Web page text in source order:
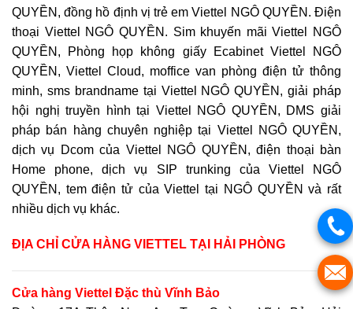
QUYỀN, đồng hồ định vị trẻ em Viettel NGÔ QUYỀN. Điện
thoại Viettel NGÔ QUYỀN. Sim khuyến mãi Viettel NGÔ
QUYỀN, Phòng họp không giấy Ecabinet Viettel NGÔ
QUYỀN, Viettel Cloud, moffice van phòng điện tử thông
minh, sms brandname tại Viettel NGÔ QUYỀN, giải pháp
hội nghị truyền hình tại Viettel NGÔ QUYỀN, DMS giải
pháp bán hàng chuyên nghiệp tại Viettel NGÔ QUYỀN,
dịch vụ Dcom của Viettel NGÔ QUYỀN, điện thoại bàn
Home phone, dịch vụ SIP trunking của Viettel NGÔ
QUYỀN, tem điện tử của Viettel tại NGÔ QUYỀN và rất
nhiều dịch vụ khác.
ĐỊA CHỈ CỬA HÀNG VIETTEL TẠI HẢI PHÒNG
Cửa hàng Viettel Đặc thù Vĩnh Bảo